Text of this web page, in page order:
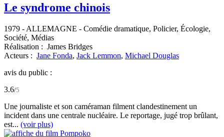
Le syndrome chinois
1979 - ALLEMAGNE - Comédie dramatique, Policier, Écologie,
Société, Médias
Réalisation : James Bridges
Acteurs : Jane Fonda, Jack Lemmon, Michael Douglas
avis du public :
3.6/5
Une journaliste et son caméraman filment clandestinement un
incident dans une centrale nucléaire. Le reportage, jugé trop brûlant,
est... (voir plus)